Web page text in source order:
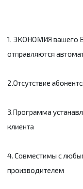
1. ЭКОНОМИЯ вашего
отправляются
2.Отсутствие
3.Программа
клиента
4. Совместимы с
производителем